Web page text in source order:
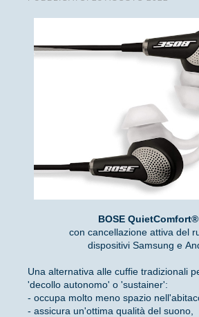
BOSE
con cancellazione attiva del
dispositivi Samsung e
Una alternativa alle cuffie tradizionali
'decollo autonomo' o 'sustainer':
- occupa molto meno spazio
- assicura un'ottima qualità del suono,